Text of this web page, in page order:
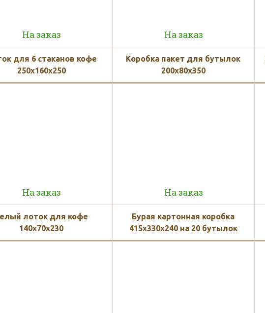
На заказ
для 6 стаканов кофе
250x160x250
На заказ
Коробка пакет для бутылок
200x80x350
На заказ
лоток для кофе
140x70x230
На заказ
Бурая картонная коробка
415x330x240 на 20 бутылок